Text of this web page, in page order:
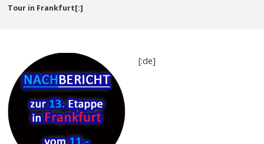
Tour in Frankfurt[:]
[:de]